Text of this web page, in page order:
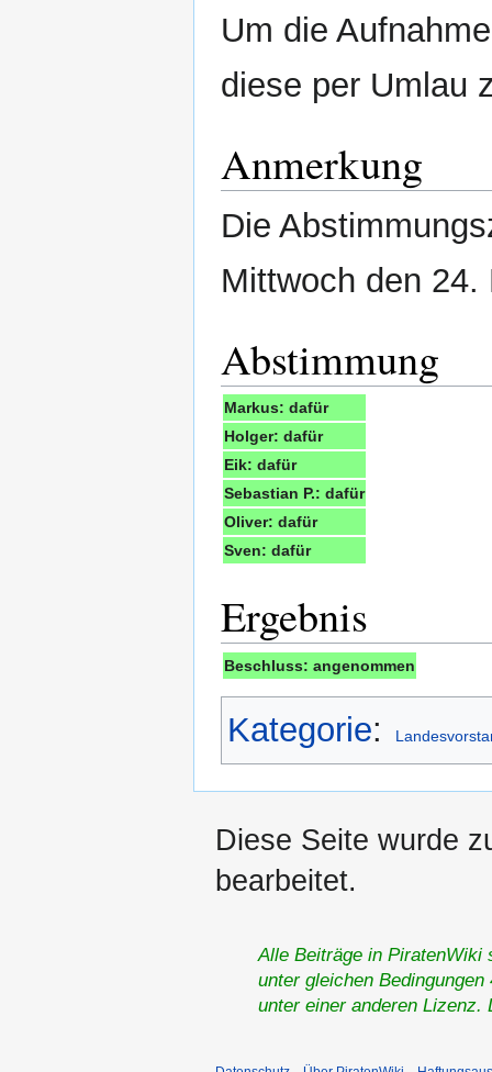
Um die
diese per Umlau
Anmerkung
Die
Mittwoch den 24.
Abstimmung
Markus: dafür
Holger: dafür
Eik: dafür
Sebastian P.: dafür
Oliver: dafür
Sven: dafür
Ergebnis
Beschluss: angenommen
Kategorie:
Diese Seite wurde
bearbeitet.
Alle Beiträge in PiratenWiki
unter gleichen
unter einer anderen